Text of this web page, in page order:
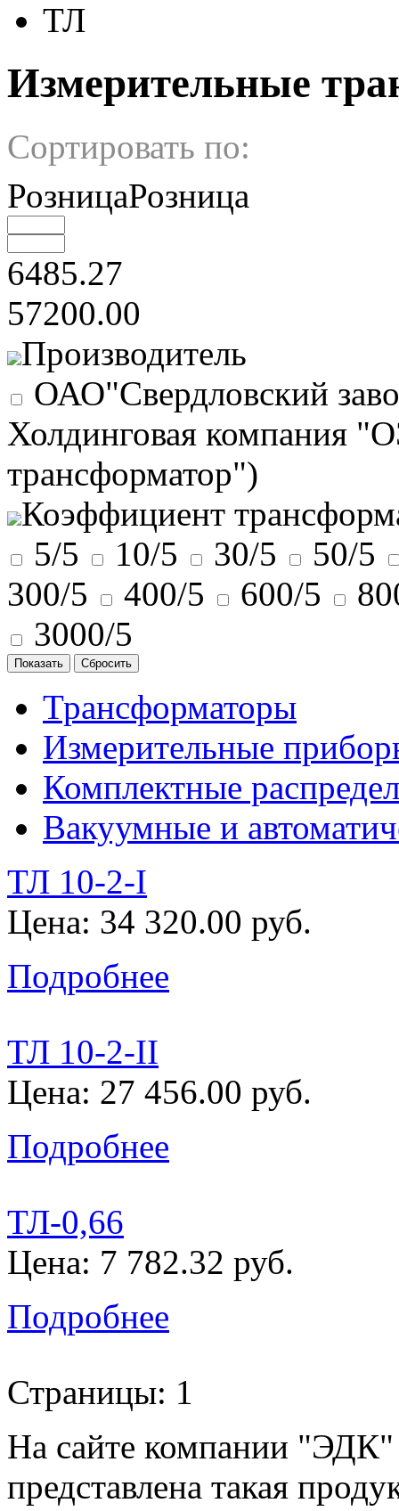
ТЛ
Измерительные
Сортировать по:
РозницаРозница
6485.27
57200.00
Производитель
ОАО"Свердловский
Холдинговая компания
трансформатор")
Коэффициент
5/5
10/5 30/5
50/5
300/5
400/5 600/5
3000/5
Трансформаторы
Измерительные
Комплектные
Вакуумные и
ТЛ 10-2-I
Цена: 34 320.00 руб.
Подробнее
ТЛ 10-2-II
Цена: 27 456.00 руб.
Подробнее
ТЛ-0,66
Цена: 7 782.32 руб.
Подробнее
Страницы: 1
На сайте компании
представлена такая